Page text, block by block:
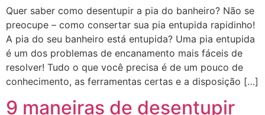
Quer saber como desentupir a pia do banheiro? Não se
preocupe – como consertar sua pia entupida rapidinho!
A pia do seu banheiro está entupida? Uma pia entupida
é um dos problemas de encanamento mais fáceis de
resolver! Tudo o que você precisa é de um pouco de
conhecimento, as ferramentas certas e a disposição […]
9 maneiras de desentupir